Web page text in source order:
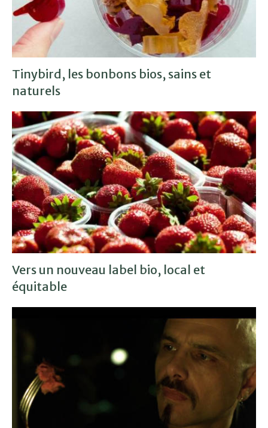
Tinybird, les bonbons bios, sains et
naturels
Vers un nouveau label bio, local et
équitable